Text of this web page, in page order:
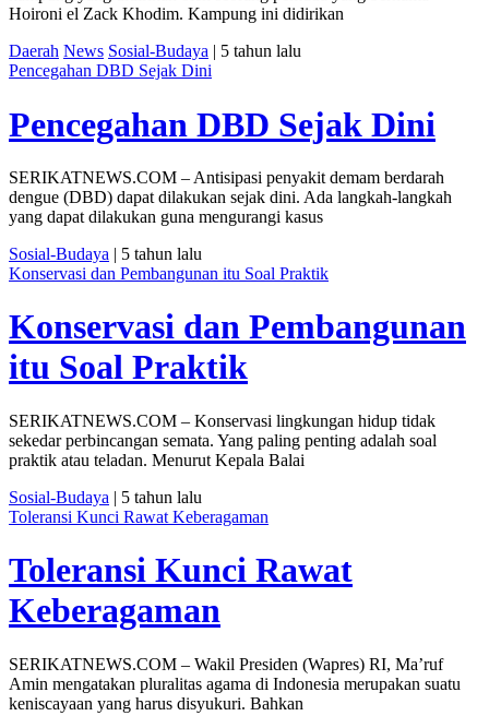
Hoironi el Zack Khodim. Kampung ini didirikan
Daerah News Sosial-Budaya | 5 tahun lalu
Pencegahan DBD Sejak Dini
Pencegahan DBD Sejak Dini
SERIKATNEWS.COM – Antisipasi penyakit demam berdarah
dengue (DBD) dapat dilakukan sejak dini. Ada langkah-langkah
yang dapat dilakukan guna mengurangi kasus
Sosial-Budaya | 5 tahun lalu
Konservasi dan Pembangunan itu Soal Praktik
Konservasi dan Pembangunan
itu Soal Praktik
SERIKATNEWS.COM – Konservasi lingkungan hidup tidak
sekedar perbincangan semata. Yang paling penting adalah soal
praktik atau teladan. Menurut Kepala Balai
Sosial-Budaya | 5 tahun lalu
Toleransi Kunci Rawat Keberagaman
Toleransi Kunci Rawat
Keberagaman
SERIKATNEWS.COM – Wakil Presiden (Wapres) RI, Ma’ruf
Amin mengatakan pluralitas agama di Indonesia merupakan suatu
keniscayaan yang harus disyukuri. Bahkan